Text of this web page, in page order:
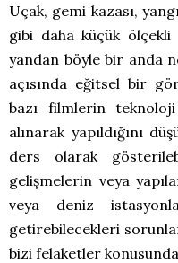
Uçak, gemi kazası,
gibi daha küçük
yandan böyle bir anda
açısında eğitsel bir
bazı filmlerin
alınarak yapıldığını
ders olarak
gelişmelerin veya
veya deniz
getirebilecekleri
bizi felaketler